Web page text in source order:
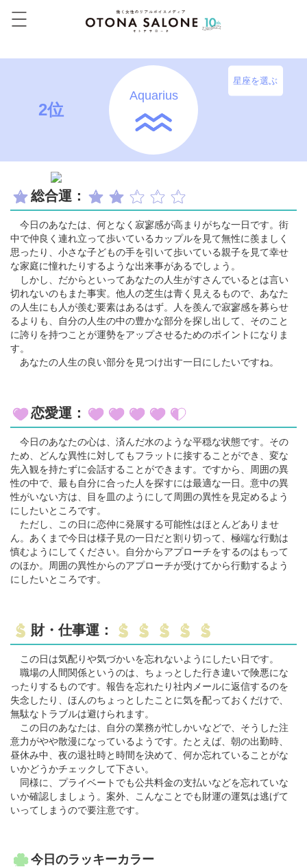
2位
Aquarius
星座を選ぶ
総合運：
今日のあなたは、何となく寂寥感が高まりがちな一日です。街
中で仲良く連れ立って歩いているカップルを見て無性に羨ましく
思ったり、小さな子どもの手を引いて歩いている親子を見て幸せ
な家庭に憧れたりするような出来事があるでしょう。
しかし、だからといってあなたの人生がすさんでいるとは言い
切れないのもまた事実。他人の芝生は青く見えるもので、あなた
の人生にも人が羨む要素はあるはず。人を羨んで寂寥感を募らせ
るよりも、自分の人生の中の豊かな部分を探し出して、そのこと
に誇りを持つことが運勢をアップさせるためのポイントになりま
す。
あなたの人生の良い部分を見つけ出す一日にしたいですね。
恋愛運：
今日のあなたの心は、済んだ水のような平穏な状態です。その
ため、どんな異性に対してもフラットに接することができ、変な
先入観を持たずに会話することができます。ですから、周囲の異
性の中で、最も自分に合った人を探すには最適な一日。意中の異
性がいない方は、目を皿のようにして周囲の異性を見定めるよう
にしたいところです。
ただし、この日に恋仲に発展する可能性はほとんどありませ
ん。あくまで今日は様子見の一日だと割り切って、極端な行動は
慎むようにしてください。自分からアプローチをするのはもって
のほか。周囲の異性からのアプローチが受けてから行動するよう
にしたいところです。
財・仕事運：
この日は気配りや気づかいを忘れないようにしたい日です。
職場の人間関係というのは、ちょっとした行き違いで険悪にな
ったりするものです。報告を忘れたり社内メールに返信するのを
失念したり、ほんのちょっとしたことに気を配っておくだけで、
無駄なトラブルは避けられます。
この日のあなたは、自分の業務が忙しかいなどで、そうした注
意力がやや散漫になっているようです。たとえば、朝の出勤時、
昼休み中、夜の退社時と時間を決めて、何か忘れていることがな
いかどうかチェックして下さい。
同様に、プライベートでも公共料金の支払いなどを忘れていな
いか確認しましょう。案外、こんなことでも財運の運気は逃げて
いってしまうので要注意です。
今日のラッキーカラー